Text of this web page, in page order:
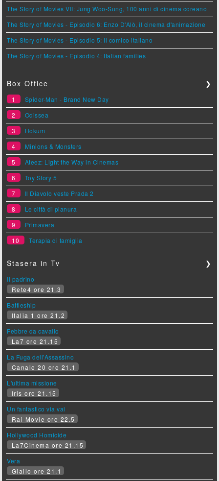
The Story of Movies VII: Jung Woo-Sung, 100 anni di cinema coreano
The Story of Movies - Episodio 6: Enzo D'Alò, il cinema d'animazione
The Story of Movies - Episodio 5: Il comico italiano
The Story of Movies - Episodio 4: Italian families
Box Office ❯
1
Spider-Man - Brand New Day
2
Odissea
3
Hokum
4
Minions & Monsters
5
Ateez: Light the Way in Cinemas
6
Toy Story 5
7
Il Diavolo veste Prada 2
8
Le città di pianura
9
Primavera
10
Terapia di famiglia
Stasera in Tv ❯
Il padrino
Rete4 ore 21.3
Battleship
Italia 1 ore 21.2
Febbre da cavallo
La7 ore 21.15
La Fuga dell'Assassino
Canale 20 ore 21.1
L'ultima missione
Iris ore 21.15
Un fantastico via vai
Rai Movie ore 22.5
Hollywood Homicide
La7Cinema ore 21.15
Vera
Giallo ore 21.1